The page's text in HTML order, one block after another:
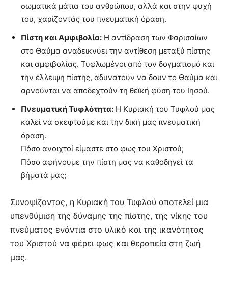
σωματικά μάτια του ανθρώπου, αλλά και στην ψυχή
του, χαρίζοντάς του πνευματική όραση.
Πίστη και Αμφιβολία: Η αντίδραση των Φαρισαίων
στο Θαύμα αναδεικνύει την αντίθεση μεταξύ πίστης
και αμφιβολίας. Τυφλωμένοι από τον δογματισμό και
την έλλειψη πίστης, αδυνατούν να δουν το Θαύμα και
αρνούνται να αποδεχτούν τη θεϊκή φύση του Ιησού.
Πνευματική Τυφλότητα: Η Κυριακή του Τυφλού μας
καλεί να σκεφτούμε και την δική μας πνευματική
όραση.
Πόσο ανοιχτοί είμαστε στο φως του Χριστού;
Πόσο αφήνουμε την πίστη μας να καθοδηγεί τα
βήματά μας;
Συνοψίζοντας, η Κυριακή του Τυφλού αποτελεί μια
υπενθύμιση της δύναμης της πίστης, της νίκης του
πνεύματος ενάντια στο υλικό και της ικανότητας
του Χριστού να φέρει φως και θεραπεία στη ζωή
μας.